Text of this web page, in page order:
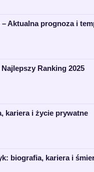
Aktualna prognoza i
Ranking 2025
kariera i życie prywatne
biografia, kariera i